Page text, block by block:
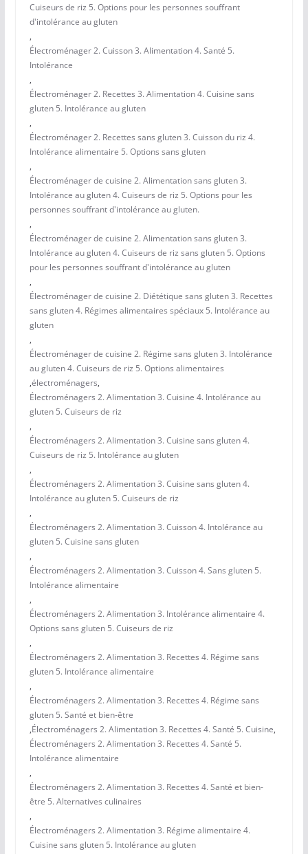
Cuiseurs de riz 5. Options pour les personnes souffrant
d'intolérance au gluten
,
Électroménager 2. Cuisson 3. Alimentation 4. Santé 5.
Intolérance
,
Électroménager 2. Recettes 3. Alimentation 4. Cuisine sans
gluten 5. Intolérance au gluten
,
Électroménager 2. Recettes sans gluten 3. Cuisson du riz 4.
Intolérance alimentaire 5. Options sans gluten
,
Électroménager de cuisine 2. Alimentation sans gluten 3.
Intolérance au gluten 4. Cuiseurs de riz 5. Options pour les
personnes souffrant d'intolérance au gluten.
,
Électroménager de cuisine 2. Alimentation sans gluten 3.
Intolérance au gluten 4. Cuiseurs de riz sans gluten 5. Options
pour les personnes souffrant d'intolérance au gluten
,
Électroménager de cuisine 2. Diététique sans gluten 3. Recettes
sans gluten 4. Régimes alimentaires spéciaux 5. Intolérance au
gluten
,
Électroménager de cuisine 2. Régime sans gluten 3. Intolérance
au gluten 4. Cuiseurs de riz 5. Options alimentaires
,électroménagers,
Électroménagers 2. Alimentation 3. Cuisine 4. Intolérance au
gluten 5. Cuiseurs de riz
,
Électroménagers 2. Alimentation 3. Cuisine sans gluten 4.
Cuiseurs de riz 5. Intolérance au gluten
,
Électroménagers 2. Alimentation 3. Cuisine sans gluten 4.
Intolérance au gluten 5. Cuiseurs de riz
,
Électroménagers 2. Alimentation 3. Cuisson 4. Intolérance au
gluten 5. Cuisine sans gluten
,
Électroménagers 2. Alimentation 3. Cuisson 4. Sans gluten 5.
Intolérance alimentaire
,
Électroménagers 2. Alimentation 3. Intolérance alimentaire 4.
Options sans gluten 5. Cuiseurs de riz
,
Électroménagers 2. Alimentation 3. Recettes 4. Régime sans
gluten 5. Intolérance alimentaire
,
Électroménagers 2. Alimentation 3. Recettes 4. Régime sans
gluten 5. Santé et bien-être
,Électroménagers 2. Alimentation 3. Recettes 4. Santé 5. Cuisine,
Électroménagers 2. Alimentation 3. Recettes 4. Santé 5.
Intolérance alimentaire
,
Électroménagers 2. Alimentation 3. Recettes 4. Santé et bien-
être 5. Alternatives culinaires
,
Électroménagers 2. Alimentation 3. Régime alimentaire 4.
Cuisine sans gluten 5. Intolérance au gluten